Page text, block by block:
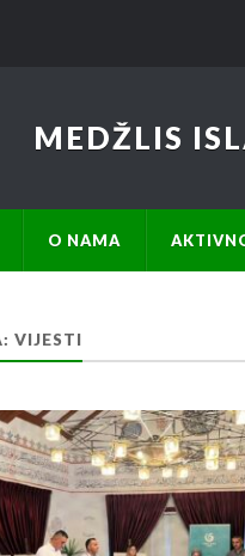
MEDŽLIS
O NAMA
VIJESTI